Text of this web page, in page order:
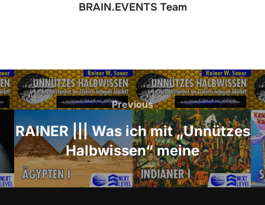
BRAIN.EVENTS Team
Beitrags-
Navigation
Previous
Previous
RAINER ||| Was ich mit „Unnützes
Halbwissen“ meine